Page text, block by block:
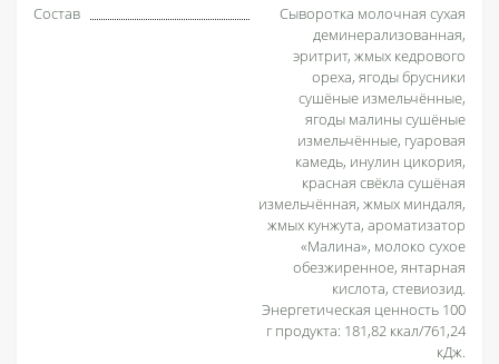
Состав
Сыворотка молочная сухая
деминерализованная,
эритрит, жмых кедрового
ореха, ягоды брусники
сушёные измельчённые,
ягоды малины сушёные
измельчённые, гуаровая
камедь, инулин цикория,
красная свёкла сушёная
измельчённая, жмых миндаля,
жмых кунжута, ароматизатор
«Малина», молоко сухое
обезжиренное, янтарная
кислота, стевиозид.
Энергетическая ценность 100
г продукта: 181,82 ккал/761,24
кДж.